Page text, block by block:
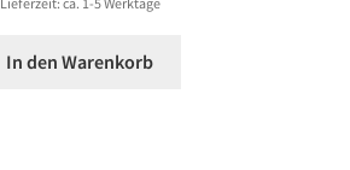
In den Warenkorb